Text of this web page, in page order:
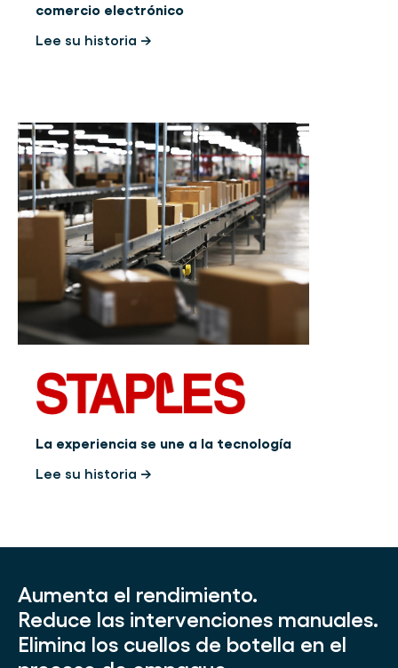
comercio electrónico
Lee su historia →
La experiencia se une a la tecnología
Lee su historia →
Aumenta el rendimiento.
Reduce las intervenciones manuales.
Elimina los cuellos de botella en el